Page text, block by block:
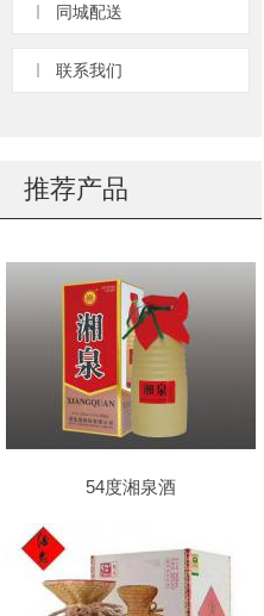
同城配送
联系我们
推荐产品
54度湘泉酒